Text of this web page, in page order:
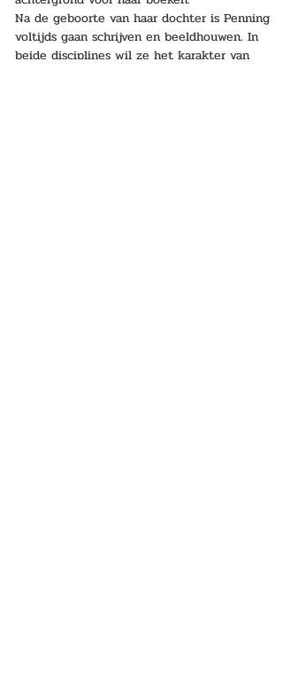
Na de geboorte van haar dochter is Penning
voltijds gaan schrijven en beeldhouwen. In
beide disciplines wil ze het karakter van